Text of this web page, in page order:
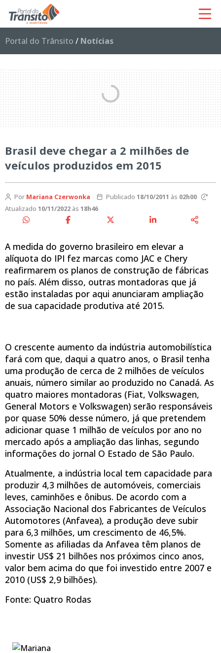
Portal do Trânsito / Notícias
Brasil deve chegar a 2 milhões de
veículos produzidos em 2015
Por Mariana Czerwonka Publicado 18/10/2011 às 02h00
Atualizado 10/11/2022 às 18h46
A medida do governo brasileiro em elevar a
alíquota do IPI fez marcas como JAC e Chery
reafirmarem os planos de construção de fábricas
no país. Além disso, outras montadoras que já
estão instaladas por aqui anunciaram ampliação
de sua capacidade produtiva até 2015.
O crescente aumento da indústria automobilística
fará com que, daqui a quatro anos, o Brasil tenha
uma produção de cerca de 2 milhões de veículos
anuais, número similar ao produzido no Canadá. As
quatro maiores montadoras (Fiat, Volkswagen,
General Motors e Volkswagen) serão responsáveis
por quase 50% desse número, já que pretendem
adicionar quase 1 milhão de veículos por ano no
mercado após a ampliação das linhas, segundo
informações do jornal O Estado de São Paulo.
Atualmente, a indústria local tem capacidade para
produzir 4,3 milhões de automóveis, comerciais
leves, caminhões e ônibus. De acordo com a
Associação Nacional dos Fabricantes de Veículos
Automotores (Anfavea), a produção deve subir
para 6,3 milhões, um crescimento de 46,5%.
Somente as afiliadas da Anfavea têm planos de
investir US$ 21 bilhões nos próximos cinco anos,
valor bem acima do que foi investido entre 2007 e
2010 (US$ 2,9 bilhões).
Fonte: Quatro Rodas